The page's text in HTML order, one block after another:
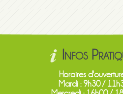
Infos
Horaires
Mardi : 9h30 /